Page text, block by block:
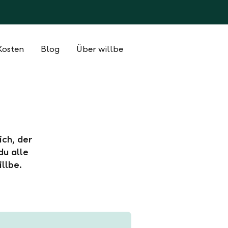
Blog Über willbe
der
alle